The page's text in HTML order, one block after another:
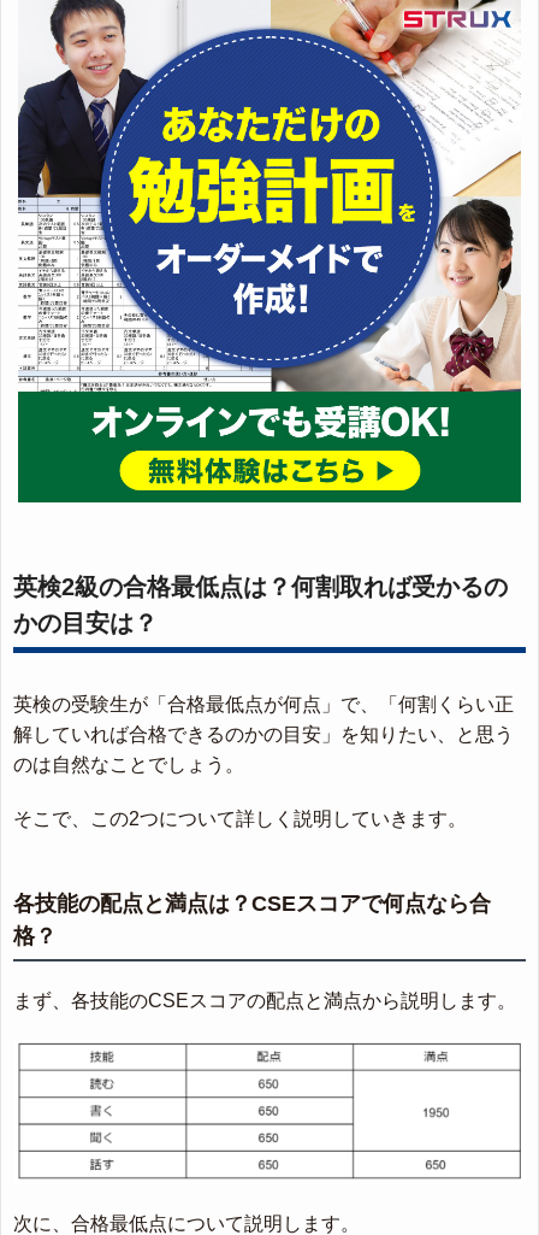
英検2級の合格最低点は？何割取れば受かるの
かの目安は？
英検の受験生が「合格最低点が何点」で、「何割くらい正
解していれば合格できるのかの目安」を知りたい、と思う
のは自然なことでしょう。
そこで、この2つについて詳しく説明していきます。
各技能の配点と満点は？CSEスコアで何点なら合
格？
まず、各技能のCSEスコアの配点と満点から説明します。
次に、合格最低点について説明します。